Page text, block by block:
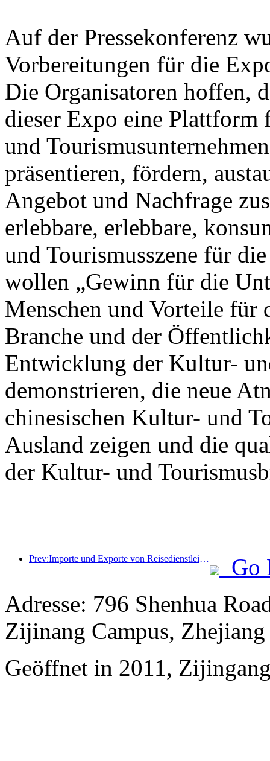
Auf der Pressekonferenz
Vorbereitungen für die
Die Organisatoren hoffen,
dieser Expo eine
und
präsentieren, fördern,
Angebot und Nachfrage
erlebbare, erlebbare,
und Tourismusszene für
wollen „Gewinn für die
Menschen und Vorteile für
Branche und der
Entwicklung der Kultur-
demonstrieren, die neue
chinesischen Kultur- und
Ausland zeigen und die
der Kultur- und
Prev:Importe und Exporte von Reisedienstleistungen erreichten im ersten Halbjahr 1.080,29 Milliarden Yuan
Go
Adresse: 796 Shenhua
Zijinang Campus,
Geöffnet in 2011,